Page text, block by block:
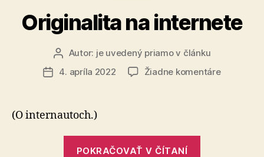
Originalita na internete
Autor
článku
Autor: je uvedený priamo v článku
Dátum
4. apríla 2022 Žiadne komentárena
(O internautoch.)
POKRAČOVAŤ V ČÍTANÍ